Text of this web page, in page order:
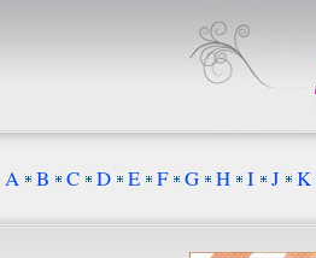
A B C D E F G H I J K